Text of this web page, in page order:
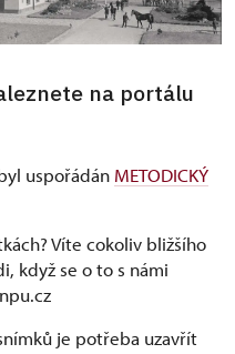
na portálu
uspořádán METODICKÝ
Víte cokoliv bližšího
když se o to s námi
je potřeba uzavřít